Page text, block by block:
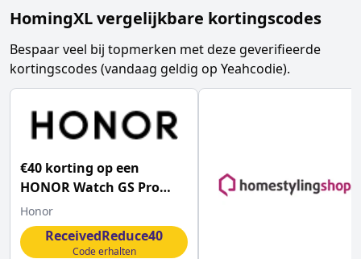
HomingXL vergelijkbare kortingscodes
Bespaar veel bij topmerken met deze geverifieerde
kortingscodes (vandaag geldig op Yeahcodie).
€40 korting op een
HONOR Watch GS Pro
Black
Honor
ReceivedReduce40
Code erhalten